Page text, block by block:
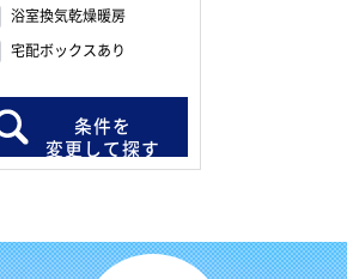
浴室換気乾燥暖房
宅配ボックスあり
条件を
変更して探す